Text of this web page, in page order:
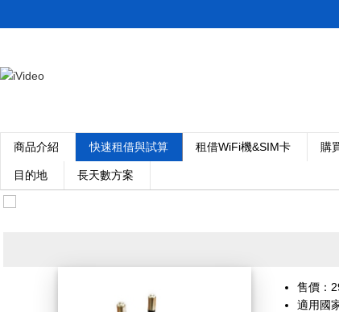
商品介紹 快速租借與試算 租借WiFi機&SIM卡 購
目的地 長天數方案
售價：
適用國